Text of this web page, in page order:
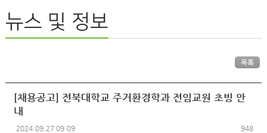
뉴스 및 정보
목록
[채용공고] 전북대학교 주거환경학과 전임교원 초빙 안
내
2024.09.27 09:09 948